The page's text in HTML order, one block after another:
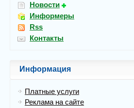
Новости
Информеры
Rss
Контакты
Информация
Платные услуги
Реклама на сайте